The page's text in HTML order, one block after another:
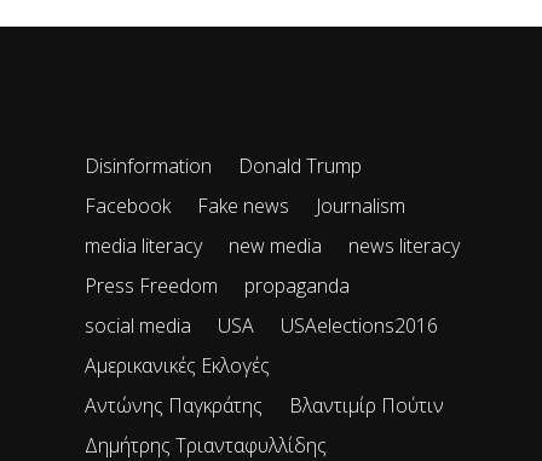
Disinformation
Donald Trump
Facebook
Fake news
Journalism
media literacy
new media
news literacy
Press Freedom
propaganda
social media
USA
USAelections2016
Αμερικανικές Εκλογές
Αντώνης Παγκράτης
Βλαντιμίρ Πούτιν
Δημήτρης Τριανταφυλλίδης